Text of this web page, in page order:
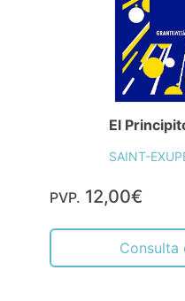
El
SAINT-
PVP. 12,00€
Consulta